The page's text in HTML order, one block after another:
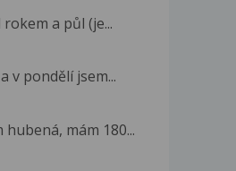
a půl (je...
v pondělí jsem...
mám 180...